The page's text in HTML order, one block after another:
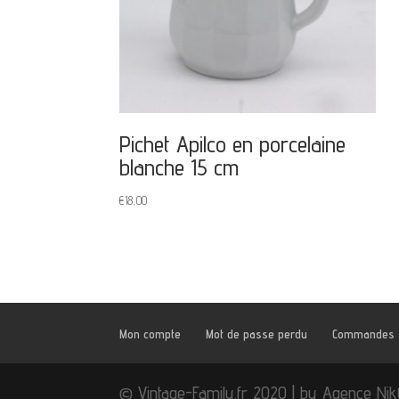
Pichet Apilco en porcelaine
blanche 15 cm
€18,00
Mon compte Mot de passe perdu Commandes
© Vintage-Family.fr 2020 | by Agence